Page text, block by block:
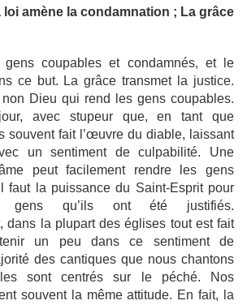
amène la condamnation ; La grâce
coupables et condamnés, et le
ce but. La grâce transmet la justice.
Dieu qui rend les gens coupables.
avec stupeur que, en tant que
souvent fait l’œuvre du diable, laissant
un sentiment de culpabilité. Une
peut facilement rendre les gens
faut la puissance du Saint-Esprit pour
gens qu’ils ont été justifiés.
dans la plupart des églises tout est fait
un peu dans ce sentiment de
des cantiques que nous chantons
sont centrés sur le péché. Nos
souvent la même attitude. En fait, la